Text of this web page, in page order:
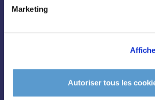
Marketing
Autoriser tous les